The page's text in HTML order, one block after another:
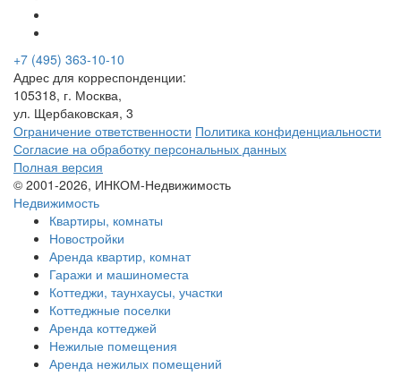
+7 (495) 363-10-10
Адрес для корреспонденции:
105318, г. Москва,
ул. Щербаковская, 3
Ограничение ответственности Политика конфиденциальности
Согласие на обработку персональных данных
Полная версия
© 2001-2026, ИНКОМ-Недвижимость
Недвижимость
Квартиры, комнаты
Новостройки
Аренда квартир, комнат
Гаражи и машиноместа
Коттеджи, таунхаусы, участки
Коттеджные поселки
Аренда коттеджей
Нежилые помещения
Аренда нежилых помещений